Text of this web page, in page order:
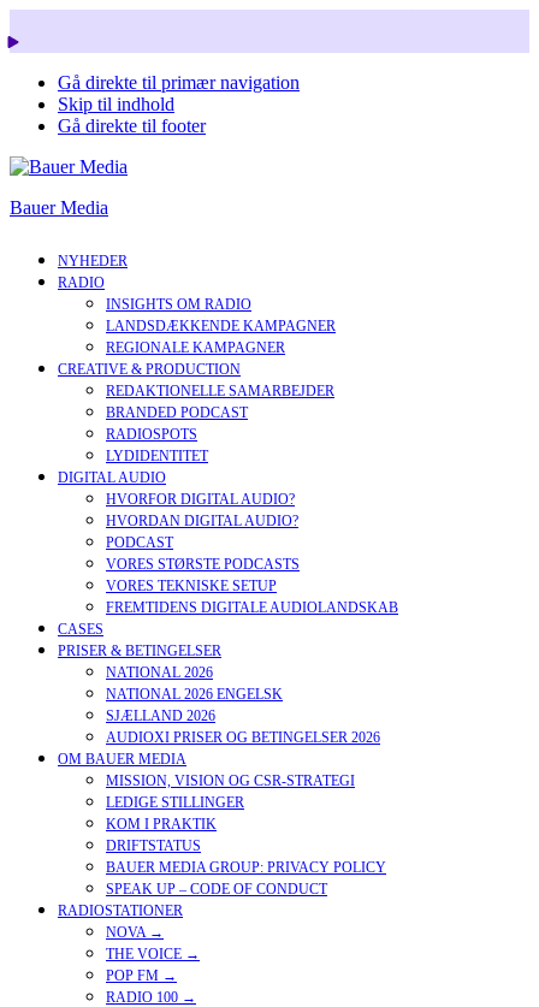
Gå direkte til primær navigation
Skip til indhold
Gå direkte til footer
Bauer Media
NYHEDER
RADIO
INSIGHTS OM RADIO
LANDSDÆKKENDE KAMPAGNER
REGIONALE KAMPAGNER
CREATIVE & PRODUCTION
REDAKTIONELLE SAMARBEJDER
BRANDED PODCAST
RADIOSPOTS
LYDIDENTITET
DIGITAL AUDIO
HVORFOR DIGITAL AUDIO?
HVORDAN DIGITAL AUDIO?
PODCAST
VORES STØRSTE PODCASTS
VORES TEKNISKE SETUP
FREMTIDENS DIGITALE AUDIOLANDSKAB
CASES
PRISER & BETINGELSER
NATIONAL 2026
NATIONAL 2026 ENGELSK
SJÆLLAND 2026
AUDIOXI PRISER OG BETINGELSER 2026
OM BAUER MEDIA
MISSION, VISION OG CSR-STRATEGI
LEDIGE STILLINGER
KOM I PRAKTIK
DRIFTSTATUS
BAUER MEDIA GROUP: PRIVACY POLICY
SPEAK UP – CODE OF CONDUCT
RADIOSTATIONER
NOVA →
THE VOICE →
POP FM →
RADIO 100 →